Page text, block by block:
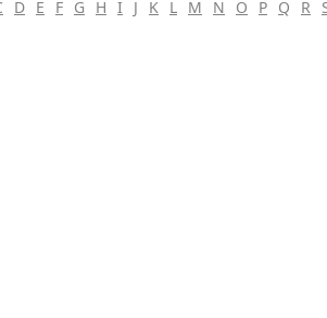
D E F G H I J K L M N O P Q R